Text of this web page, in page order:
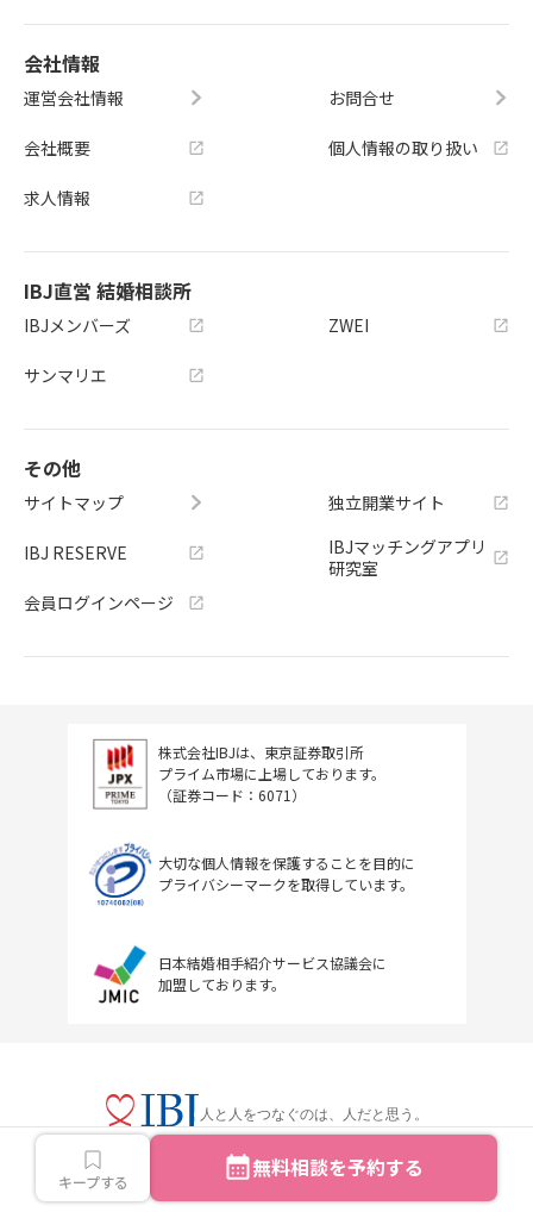
キープする 無料相談を予約する
会社情報
運営会社情報
会社概要
求人情報
お問合せ
個人情報の取り扱い
IBJ直営 結婚相談所
IBJメンバーズ
サンマリエ
ZWEI
その他
サイトマップ
IBJ RESERVE
会員ログインページ
独立開業サイト
IBJマッチングアプリ
研究室
株式会社IBJは、東京証券取引所
プライム市場に上場しております。
（証券コード：6071）
大切な個人情報を保護することを目的に
プライバシーマークを取得しています。
日本結婚相手紹介サービス協議会に
加盟しております。
人と人をつなぐのは、人だと思う。